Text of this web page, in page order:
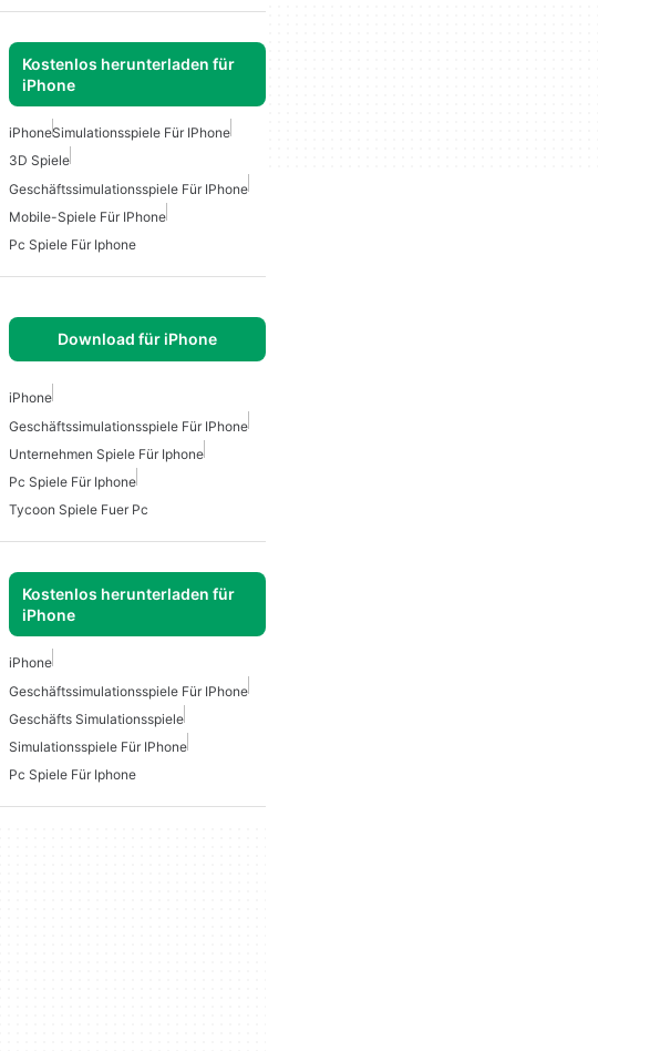
Kostenlos herunterladen für
iPhone
iPhoneSimulationsspiele Für IPhone
3D Spiele
Geschäftssimulationsspiele Für IPhone
Mobile-Spiele Für IPhone
Pc Spiele Für Iphone
Download für iPhone
iPhone
Geschäftssimulationsspiele Für IPhone
Unternehmen Spiele Für Iphone
Pc Spiele Für Iphone
Tycoon Spiele Fuer Pc
Kostenlos herunterladen für
iPhone
iPhone
Geschäftssimulationsspiele Für IPhone
Geschäfts Simulationsspiele
Simulationsspiele Für IPhone
Pc Spiele Für Iphone